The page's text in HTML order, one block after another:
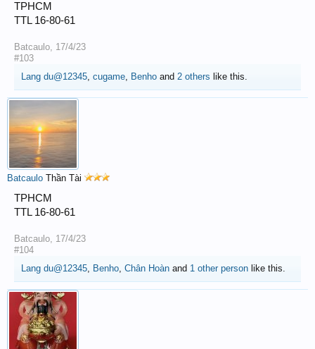
TPHCM
TTL 16-80-61
Batcaulo, 17/4/23
#103
Lang du@12345, cugame, Benho and 2 others like this.
Batcaulo Thần Tài
TPHCM
TTL 16-80-61
Batcaulo, 17/4/23
#104
Lang du@12345, Benho, Chân Hoàn and 1 other person like this.